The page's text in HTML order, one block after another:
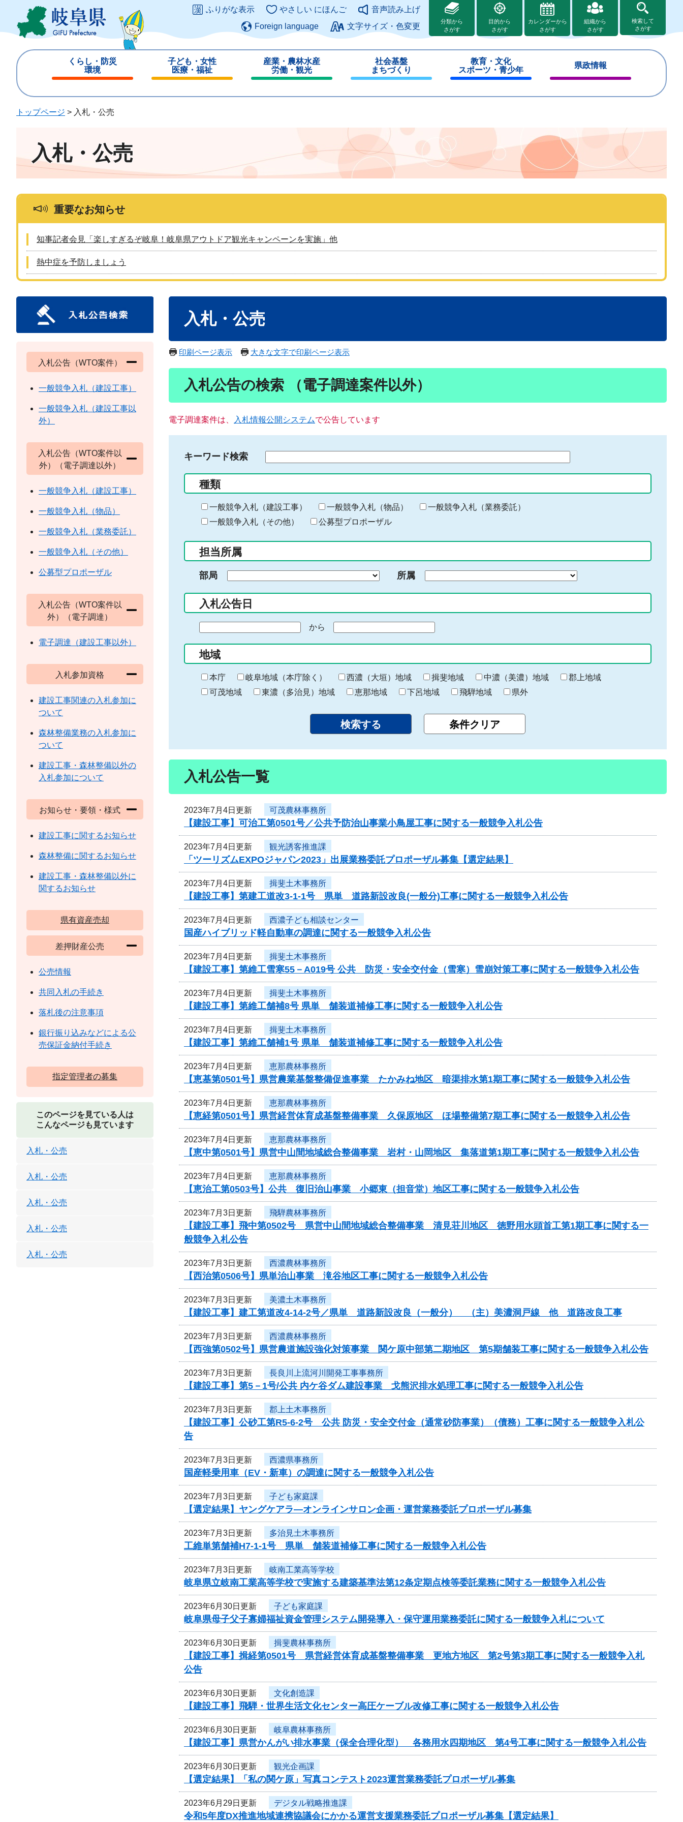
ジ
ュ
このページの本文へ
ふりがな表示 やさしい にほんご
音声読み上げ
Foreign language
文字サイズ・色変更
分類から
さがす
目的から
さがす
カレンダーから
さがす
組織から
さがす
検索して
さがす
くらし・防災
環境
じ
子ども・女性
医療・福祉
じ
産業・農林水産
労働・観光
じ
社会基盤
まちづくり
じ
教育・文化
スポーツ・青少年
じ
県政情報
じ
トップページ > 入札・公売
入札・公売
重要なお知らせ
知事記者会見「楽しすぎるぞ岐阜！岐阜県アウトドア観光キャンペーンを実施」他
熱中症を予防しましょう
入札・公売
印刷ページ表示 大きな文字で印刷ページ表示
入札公告の検索 （電子調達案件以外）
電子調達案件は、 入札情報公開システムで公告しています
キーワード検索
る
キ
ー
ー
入
力
種類
一般競争入札（建設工事） 一般競争入札（物品）
一般競争入札（業務委託）
一般競争入札（その他）
公募型プロポーザル
担当所属
部局 所属
入札公告日
の
始
ま
り
から
終
わ
り
地域
本庁 岐阜地域（本庁除く） 西濃（大垣）地域 揖斐地域 中濃（美濃）地域
郡上地域
可茂地域
東濃（多治見）地域 恵那地域 下呂地域 飛騨地域 県外
入札公告一覧
2023年7月4日更新 可茂農林事務所
【建設工事】可治工第0501号／公共予防治山事業小鳥屋工事に関する一般競争入札公告
2023年7月4日更新 観光誘客推進課
「ツーリズムEXPOジャパン2023」出展業務委託プロポーザル募集【選定結果】
2023年7月4日更新 揖斐土木事務所
【建設工事】第建工道改3-1-1号 県単 道路新設改良(一般分)工事に関する一般競争入札公告
2023年7月4日更新 西濃子ども相談センター
国産ハイブリッド軽自動車の調達に関する一般競争入札公告
2023年7月4日更新 揖斐土木事務所
【建設工事】第維工雪寒55－A019号 公共 防災・安全交付金（雪寒）雪崩対策工事に関する一般競争入札公告
2023年7月4日更新 揖斐土木事務所
【建設工事】第維工舗補8号 県単 舗装道補修工事に関する一般競争入札公告
2023年7月4日更新 揖斐土木事務所
【建設工事】第維工舗補1号 県単 舗装道補修工事に関する一般競争入札公告
2023年7月4日更新 恵那農林事務所
【恵基第0501号】県営農業基盤整備促進事業 たかみね地区 暗渠排水第1期工事に関する一般競争入札公告
2023年7月4日更新 恵那農林事務所
【恵経第0501号】県営経営体育成基盤整備事業 久保原地区 ほ場整備第7期工事に関する一般競争入札公告
2023年7月4日更新 恵那農林事務所
【恵中第0501号】県営中山間地域総合整備事業 岩村・山岡地区 集落道第1期工事に関する一般競争入札公告
2023年7月4日更新 恵那農林事務所
【恵治工第0503号】公共 復旧治山事業 小郷東（担音堂）地区工事に関する一般競争入札公告
2023年7月3日更新 飛騨農林事務所
【建設工事】飛中第0502号 県営中山間地域総合整備事業 清見荘川地区 徳野用水頭首工第1期工事に関する一
般競争入札公告
2023年7月3日更新 西濃農林事務所
【西治第0506号】県単治山事業 滝谷地区工事に関する一般競争入札公告
2023年7月3日更新 美濃土木事務所
【建設工事】建工第道改4-14-2号／県単 道路新設改良（一般分） （主）美濃洞戸線 他 道路改良工事
2023年7月3日更新 西濃農林事務所
【西強第0502号】県営農道施設強化対策事業 関ケ原中部第二期地区 第5期舗装工事に関する一般競争入札公告
2023年7月3日更新 長良川上流河川開発工事事務所
【建設工事】第5－1号/公共 内ケ谷ダム建設事業 戈熊沢排水処理工事に関する一般競争入札公告
2023年7月3日更新 郡上土木事務所
【建設工事】公砂工第R5-6-2号 公共 防災・安全交付金（通常砂防事業）（債務）工事に関する一般競争入札公
告
2023年7月3日更新 西濃県事務所
国産軽乗用車（EV・新車）の調達に関する一般競争入札公告
2023年7月3日更新 子ども家庭課
【選定結果】ヤングケアラ―オンラインサロン企画・運営業務委託プロポーザル募集
2023年7月3日更新 多治見土木事務所
工維単第舗補H7-1-1号 県単 舗装道補修工事に関する一般競争入札公告
2023年7月3日更新 岐南工業高等学校
岐阜県立岐南工業高等学校で実施する建築基準法第12条定期点検等委託業務に関する一般競争入札公告
2023年6月30日更新 子ども家庭課
岐阜県母子父子寡婦福祉資金管理システム開発導入・保守運用業務委託に関する一般競争入札について
2023年6月30日更新 揖斐農林事務所
【建設工事】揖経第0501号 県営経営体育成基盤整備事業 更地方地区 第2号第3期工事に関する一般競争入札
公告
2023年6月30日更新 文化創造課
【建設工事】飛騨・世界生活文化センター高圧ケーブル改修工事に関する一般競争入札公告
2023年6月30日更新 岐阜農林事務所
【建設工事】県営かんがい排水事業（保全合理化型） 各務用水四期地区 第4号工事に関する一般競争入札公告
2023年6月30日更新 観光企画課
【選定結果】「私の関ケ原」写真コンテスト2023運営業務委託プロポーザル募集
2023年6月29日更新 デジタル戦略推進課
令和5年度DX推進地域連携協議会にかかる運営支援業務委託プロポーザル募集【選定結果】
入札公告（WTO案件）
一般競争入札（建設工事）
一般競争入札（建設工事以
外）
入札公告（WTO案件以
外）（電子調達以外）
一般競争入札（建設工事）
一般競争入札（物品）
一般競争入札（業務委託）
一般競争入札（その他）
公募型プロポーザル
入札公告（WTO案件以
外）（電子調達）
電子調達（建設工事以外）
入札参加資格
建設工事関連の入札参加に
ついて
森林整備業務の入札参加に
ついて
建設工事・森林整備以外の
入札参加について
お知らせ・要領・様式
建設工事に関するお知らせ
森林整備に関するお知らせ
建設工事・森林整備以外に
関するお知らせ
県有資産売却
差押財産公売
公売情報
共同入札の手続き
落札後の注意事項
銀行振り込みなどによる公
売保証金納付手続き
指定管理者の募集
このページを見ている人は
こんなページも見ています
入札・公売
入札・公売
入札・公売
入札・公売
入札・公売